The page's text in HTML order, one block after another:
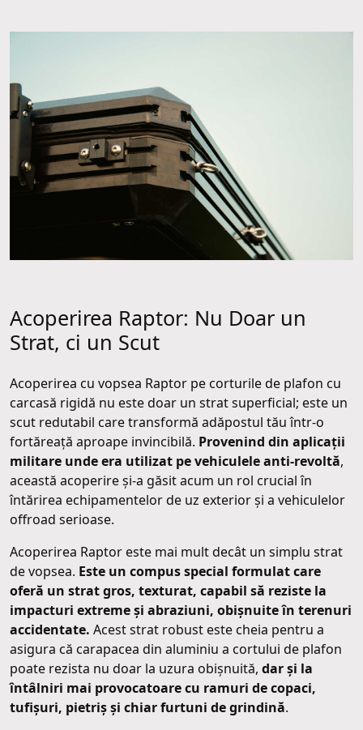
Acoperirea Raptor: Nu Doar un
Strat, ci un Scut
Acoperirea cu vopsea Raptor pe corturile de plafon cu
carcasă rigidă nu este doar un strat superficial; este un
scut redutabil care transformă adăpostul tău într-o
fortăreață aproape invincibilă. Provenind din aplicații
militare unde era utilizat pe vehiculele anti-revoltă,
această acoperire și-a găsit acum un rol crucial în
întărirea echipamentelor de uz exterior și a vehiculelor
offroad serioase.
Acoperirea Raptor este mai mult decât un simplu strat
de vopsea. Este un compus special formulat care
oferă un strat gros, texturat, capabil să reziste la
impacturi extreme și abraziuni, obișnuite în terenuri
accidentate. Acest strat robust este cheia pentru a
asigura că carapacea din aluminiu a cortului de plafon
poate rezista nu doar la uzura obișnuită, dar și la
întâlniri mai provocatoare cu ramuri de copaci,
tufișuri, pietriș și chiar furtuni de grindină.